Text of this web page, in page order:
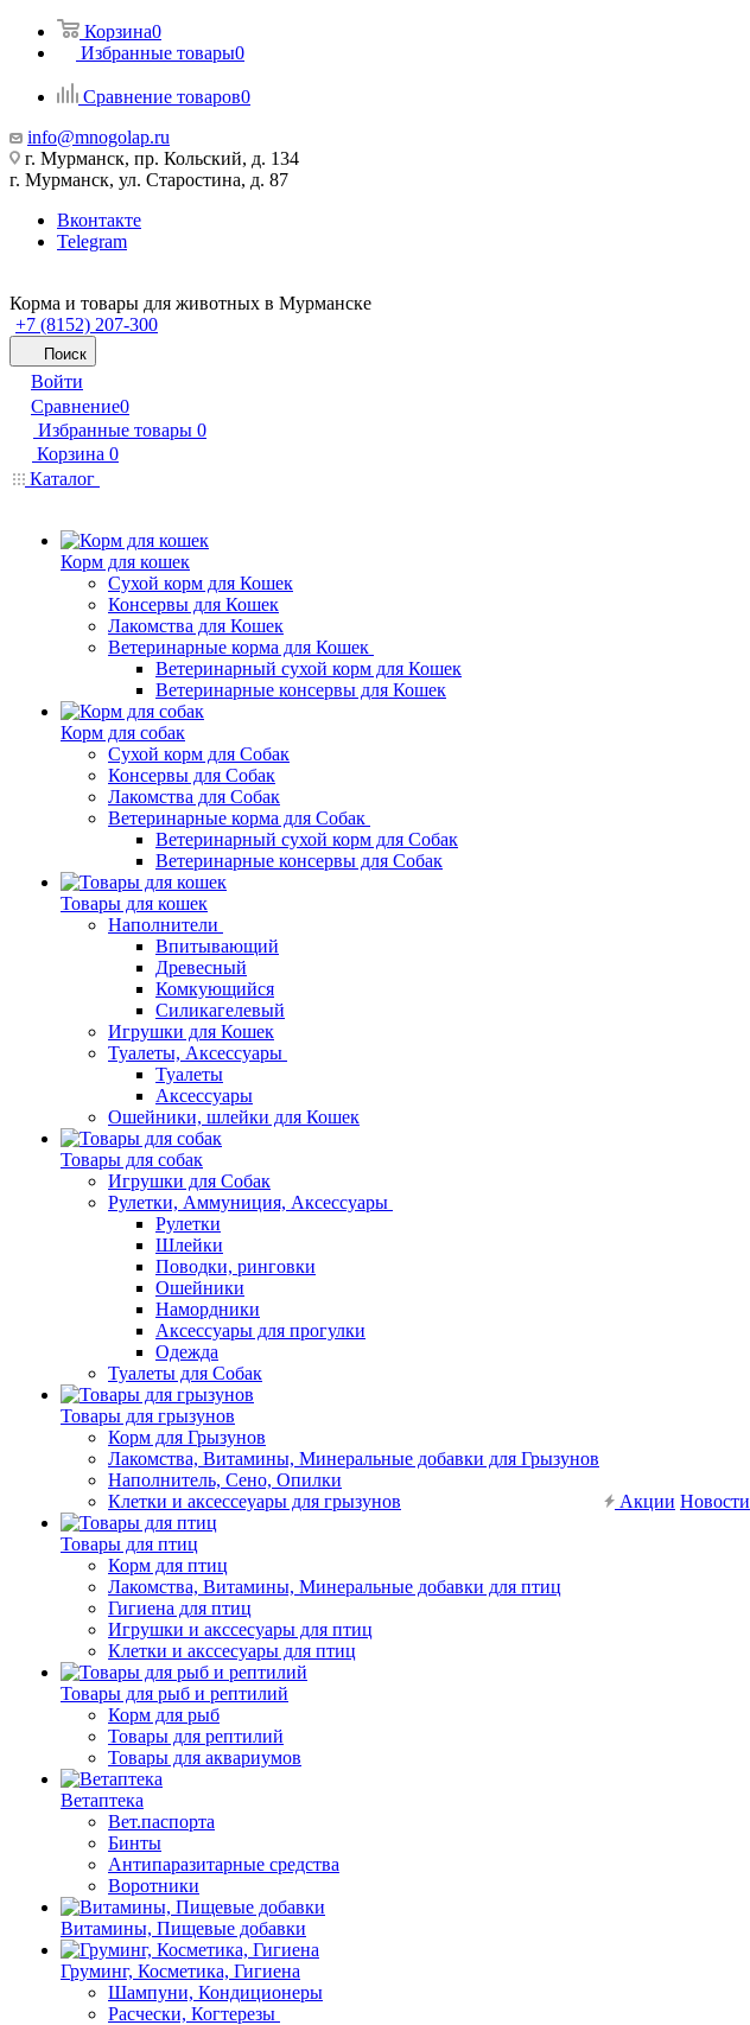
Корзина0
Избранные товары0
Сравнение товаров0
info@mnogolap.ru
г. Мурманск, пр. Кольский, д. 134
г. Мурманск, ул. Старостина, д. 87
Вконтакте
Telegram
Корма и товары для животных в Мурманске
+7 (8152) 207-300
Поиск
Войти
Сравнение0
Избранные товары 0
Корзина 0
Каталог
Корм для кошек
Сухой корм для Кошек
Консервы для Кошек
Лакомства для Кошек
Ветеринарные корма для Кошек
Ветеринарный сухой корм для Кошек
Ветеринарные консервы для Кошек
Корм для собак
Сухой корм для Собак
Консервы для Собак
Лакомства для Собак
Ветеринарные корма для Собак
Ветеринарный сухой корм для Собак
Ветеринарные консервы для Собак
Товары для кошек
Наполнители
Впитывающий
Древесный
Комкующийся
Силикагелевый
Игрушки для Кошек
Туалеты, Аксессуары
Туалеты
Аксессуары
Ошейники, шлейки для Кошек
Товары для собак
Игрушки для Собак
Рулетки, Аммуниция, Аксессуары
Рулетки
Шлейки
Поводки, ринговки
Ошейники
Намордники
Аксессуары для прогулки
Одежда
Туалеты для Собак
Товары для грызунов
Корм для Грызунов
Лакомства, Витамины, Минеральные добавки для Грызунов
Наполнитель, Сено, Опилки
Клетки и аксессеуары для грызунов
Товары для птиц
Корм для птиц
Лакомства, Витамины, Минеральные добавки для птиц
Гигиена для птиц
Игрушки и акссесуары для птиц
Клетки и акссесуары для птиц
Товары для рыб и рептилий
Корм для рыб
Товары для рептилий
Товары для аквариумов
Ветаптека
Вет.паспорта
Бинты
Антипаразитарные средства
Воротники
Витамины, Пищевые добавки
Груминг, Косметика, Гигиена
Шампуни, Кондиционеры
Расчески, Когтерезы
Акции Новости